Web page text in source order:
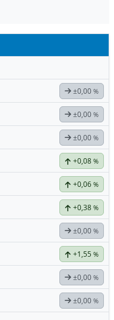
±0,00 %
±0,00 %
±0,00 %
+0,08 %
+0,06 %
+0,38 %
±0,00 %
+1,55 %
±0,00 %
±0,00 %